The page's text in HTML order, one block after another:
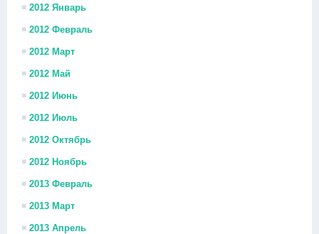
2012 Январь
2012 Февраль
2012 Март
2012 Май
2012 Июнь
2012 Июль
2012 Октябрь
2012 Ноябрь
2013 Февраль
2013 Март
2013 Апрель